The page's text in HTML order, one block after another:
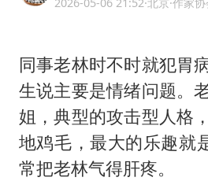
同事老林时不时就犯胃
生说主要是情绪问题。
姐，典型的攻击型人格
地鸡毛，最大的乐趣就
常把老林气得肝疼。